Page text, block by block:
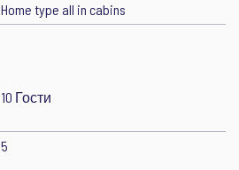
Home type all in cabins
10 Гости
5